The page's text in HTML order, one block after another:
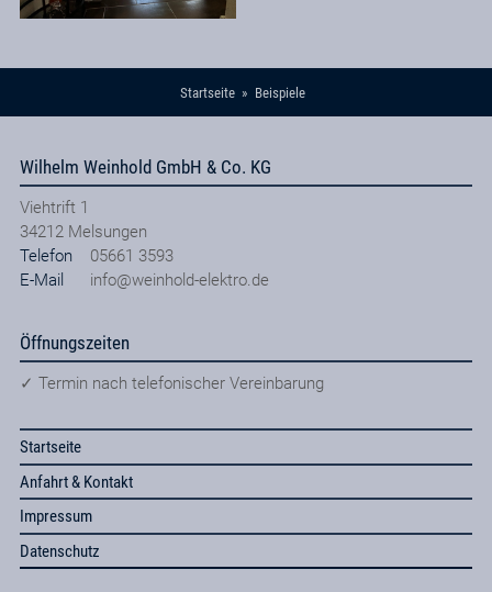
Startseite Beispiele
Wilhelm Weinhold GmbH & Co. KG
Viehtrift 1
34212 Melsungen
Telefon
05661 3593
E-Mail
info@weinhold-elektro.de
Öffnungszeiten
✓ Termin nach telefonischer Vereinbarung
Startseite
Anfahrt & Kontakt
Impressum
Datenschutz